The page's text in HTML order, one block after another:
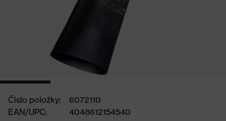
Číslo položky:
6072110
EAN/UPC:
4048612154540